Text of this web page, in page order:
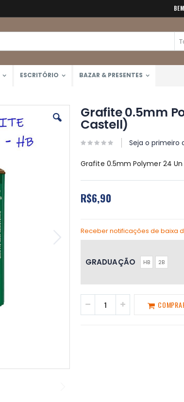
ESCRITÓRIO BAZAR & PRESENTES
Grafite 0.5mm
Castell)
Seja o primeiro
Grafite 0.5mm Polymer 24
R$6,90
Receber notificações de baixa
GRADUAÇÃO HB 2B